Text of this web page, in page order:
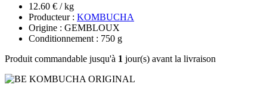
12.60 € / kg
Producteur : KOMBUCHA
Origine : GEMBLOUX
Conditionnement : 750 g
Produit commandable jusqu'à 1 jour(s) avant la livraison